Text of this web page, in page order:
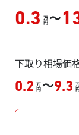
0.3 万
円 ～
下取り相場価
0.2 万
円 ～9.3